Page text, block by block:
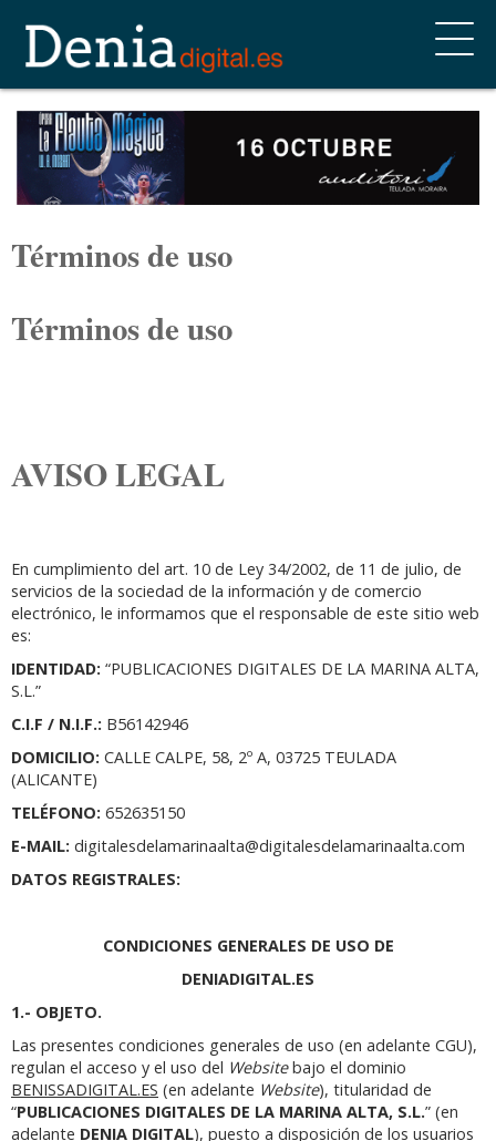
Términos de uso
Términos de uso
AVISO LEGAL
En cumplimiento del art. 10 de Ley 34/2002, de 11 de julio, de
servicios de la sociedad de la información y de comercio
electrónico, le informamos que el responsable de este sitio web
es:
IDENTIDAD: “PUBLICACIONES DIGITALES DE LA MARINA ALTA,
S.L.”
C.I.F / N.I.F.: B56142946
DOMICILIO: CALLE CALPE, 58, 2º A, 03725 TEULADA
(ALICANTE)
TELÉFONO: 652635150
E-MAIL: digitalesdelamarinaalta@digitalesdelamarinaalta.com
DATOS REGISTRALES:
CONDICIONES GENERALES DE USO DE
DENIADIGITAL.ES
1.- OBJETO.
Las presentes condiciones generales de uso (en adelante CGU),
regulan el acceso y el uso del Websitebajo el dominio
BENISSADIGITAL.ES (en adelante Website), titularidad de
“PUBLICACIONES DIGITALES DE LA MARINA ALTA, S.L.” (en
adelante DENIA DIGITAL), puesto a disposición de los usuarios